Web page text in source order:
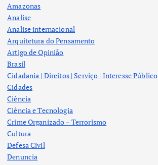
Amazonas
Analise
Analise internacional
Arquitetura do Pensamento
Artigo de Opinião
Brasil
Cidadania | Direitos | Serviço | Interesse Público
Cidades
Ciência
Ciência e Tecnologia
Crime Organizado – Terrorismo
Cultura
Defesa Civil
Denuncia